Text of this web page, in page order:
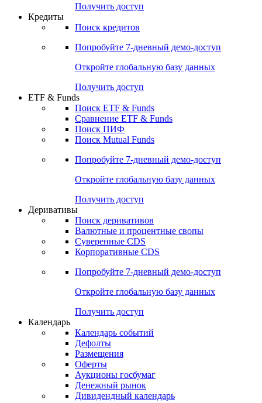
Получить доступ
Кредиты
Поиск кредитов
Попробуйте 7-дневный демо-доступ
Откройте глобальную базу данных
Получить доступ
ETF & Funds
Поиск ETF & Funds
Сравнение ETF & Funds
Поиск ПИФ
Поиск Mutual Funds
Попробуйте 7-дневный демо-доступ
Откройте глобальную базу данных
Получить доступ
Деривативы
Поиск деривативов
Валютные и процентные свопы
Суверенные CDS
Корпоративные CDS
Попробуйте 7-дневный демо-доступ
Откройте глобальную базу данных
Получить доступ
Календарь
Календарь событий
Дефолты
Размещения
Оферты
Аукционы госбумаг
Денежный рынок
Дивидендный календарь